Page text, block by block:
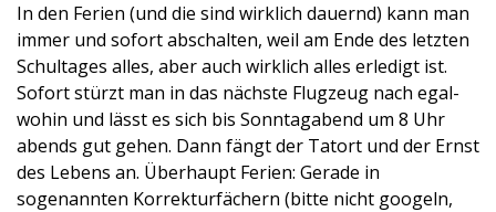
In den Ferien (und die sind wirklich dauernd) kann man
immer und sofort abschalten, weil am Ende des letzten
Schultages alles, aber auch wirklich alles erledigt ist.
Sofort stürzt man in das nächste Flugzeug nach egal-
wohin und lässt es sich bis Sonntagabend um 8 Uhr
abends gut gehen. Dann fängt der Tatort und der Ernst
des Lebens an. Überhaupt Ferien: Gerade in
sogenannten Korrekturfächern (bitte nicht googeln,